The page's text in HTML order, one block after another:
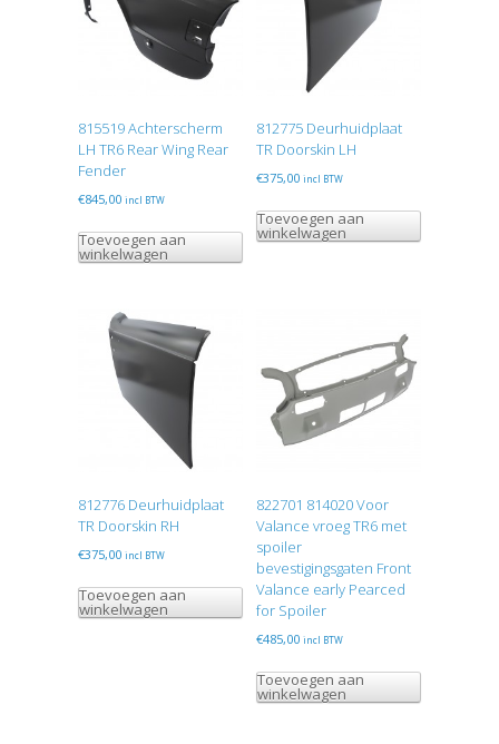
815519 Achterscherm
LH TR6 Rear Wing Rear
Fender
€845,00 incl BTW
Toevoegen aan
winkelwagen
812775 Deurhuidplaat
TR Doorskin LH
€375,00 incl BTW
Toevoegen aan
winkelwagen
812776 Deurhuidplaat
TR Doorskin RH
€375,00 incl BTW
Toevoegen aan
winkelwagen
822701 814020 Voor
Valance vroeg TR6 met
spoiler
bevestigingsgaten Front
Valance early Pearced
for Spoiler
€485,00 incl BTW
Toevoegen aan
winkelwagen